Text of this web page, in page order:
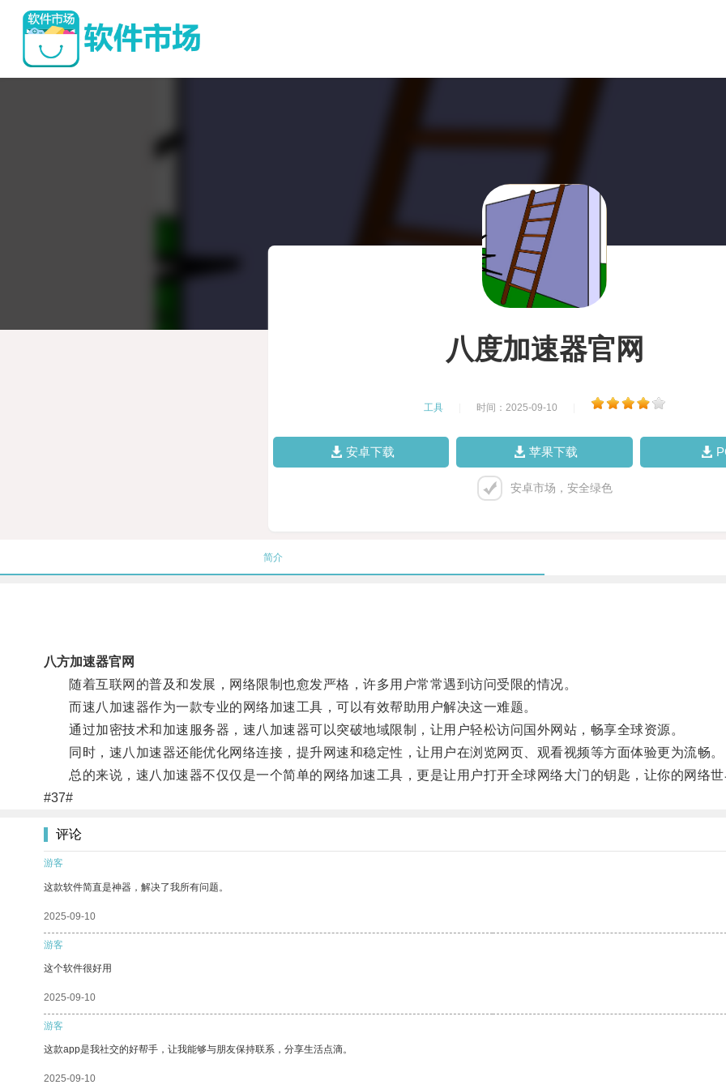
八度加速器官网
工具 时间：2025-09-10
安卓下载 苹果下载
安卓市场，安全绿色
简介
八方加速器官网
随着互联网的普及和发展，网络限制也愈发严格，许多用户常常遇到访问受限的情况。
而速八加速器作为一款专业的网络加速工具，可以有效帮助用户解决这一难题。
通过加密技术和加速服务器，速八加速器可以突破地域限制，让用户轻松访问国外网站，畅享全球资源。
同时，速八加速器还能优化网络连接，提升网速和稳定性，让用户在浏览网页、观看视频等方面体验更为流畅。
总的来说，速八加速器不仅仅是一个简单的网络加速工具，更是让用户打开全球网络大门的钥匙，让你的网络世
#37#
评论
游客
这款软件简直是神器，解决了我所有问题。
2025-09-10
游客
这个软件很好用
2025-09-10
游客
这款app是我社交的好帮手，让我能够与朋友保持联系，分享生活点滴。
2025-09-10